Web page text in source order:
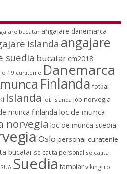
bucatar angajare danemarca
islanda angajare
suedia bucatarcm2018
19 curatenie Danemarca
Finlanda fotbal
Islanda job islanda job norvegia
munca finlanda loc de munca
norvegia loc de munca suedia
Oslo personal curatenie
bucatar se cauta personal se cauta
SUA Suedia tamplar vikingi.ro